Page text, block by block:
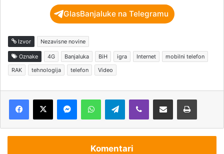
GlasBanjaluke na Telegramu
Izvor Nezavisne novine
Oznake 4G Banjaluka BiH igra Internet
mobilni telefon
RAK
tehnologija telefon Video
Telegram
Komentari